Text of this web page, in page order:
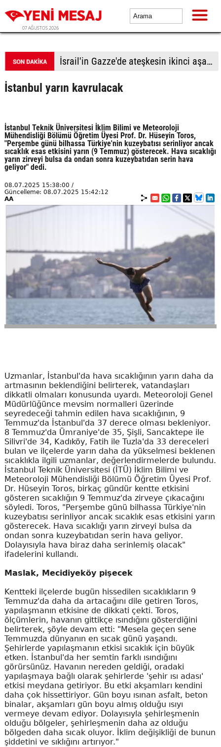
07 AĞUSTOS 2026
İsrail'in Gazze'de ateşkesin ikinci aşamasının uygulanmasına ilişkin yeni yol haritasını reddettiği bildirildi
İstanbul yarın kavrulacak
İstanbul Teknik Üniversitesi İklim Bilimi ve Meteoroloji
Mühendisliği Bölümü Öğretim Üyesi Prof. Dr. Hüseyin Toros,
"Perşembe günü bilhassa Türkiye'nin kuzeybatısı serinliyor ancak
sıcaklık esas etkisini yarın (9 Temmuz) gösterecek. Hava sıcaklığı
yarın zirveyi bulsa da ondan sonra kuzeybatıdan serin hava
geliyor" dedi.
08.07.2025 15:38:00 /
Güncelleme: 08.07.2025 15:42:12
AA
Uzmanlar, İstanbul'da hava sıcaklığının yarın daha da
artmasının beklendiğini belirterek, vatandaşları
dikkatli olmaları konusunda uyardı. Meteoroloji Genel
Müdürlüğünce mevsim normalleri üzerinde
seyredeceği tahmin edilen hava sıcaklığının, 9
Temmuz'da İstanbul'da 37 derece olması bekleniyor.
8 Temmuz'da Ümraniye'de 35, Şişli, Sancaktepe ile
Silivri'de 34, Kadıköy, Fatih ile Tuzla'da 33 dereceleri
bulan ve ilçelerde yarın daha da yükselmesi beklenen
sıcaklıkla ilgili uzmanlar, değerlendirmelerde bulundu.
İstanbul Teknik Üniversitesi (İTÜ) İklim Bilimi ve
Meteoroloji Mühendisliği Bölümü Öğretim Üyesi Prof.
Dr. Hüseyin Toros, birkaç gündür kentte etkisini
gösteren sıcaklığın 9 Temmuz'da zirveye çıkacağını
söyledi. Toros, "Perşembe günü bilhassa Türkiye'nin
kuzeybatısı serinliyor ancak sıcaklık esas etkisini yarın
gösterecek. Hava sıcaklığı yarın zirveyi bulsa da
ondan sonra kuzeybatıdan serin hava geliyor.
Dolayısıyla hava biraz daha serinlemiş olacak"
ifadelerini kullandı.
Maslak, Mecidiyeköy pişecek
Kentteki ilçelerde bugün hissedilen sıcaklıkların 9
Temmuz'da daha da artacağını dile getiren Toros,
yapılaşmanın etkisine de dikkati çekti. Toros,
ölçümlerin, havanın gittikçe ısındığını gösterdiğini
belirterek, şöyle devam etti: "Mesela geçen sene
Temmuzda dünyanın en sıcak günü yaşandı.
Şehirlerde yapılaşmanın etkisi sıcaklık için büyük
etken. İstanbul'da her semtin farklı ısındığını
görürsünüz. Havanın nereden geldiği, oradaki
yapılaşmaya bağlı olarak şehirlerde 'şehir ısı adası'
etkisi meydana getiriyor. Bu etki akşamları kendini
daha çok hissettiriyor. Gün boyu ısınan asfalt, beton
binalar, akşamları gün boyu almış olduğu ısıyı
vermeye devam ediyor. Dolayısıyla şehirleşmenin
olduğu bölgeler, şehirleşmenin daha az olduğu
bölgeden daha sıcak oluyor. İklim değişikliği de bunun
şiddetini ve sıklığını artırıyor."